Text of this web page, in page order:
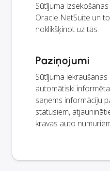
Sūtījuma
Oracle NetSuite un
noklikšķinot uz tās.
Paziņojumi
Sūtījuma
automātiski
saņems informāciju
statusiem,
kravas auto